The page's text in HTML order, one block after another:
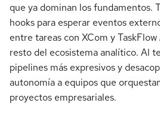
que ya dominan los fundamentos.
hooks para esperar eventos
entre tareas con XCom y
resto del ecosistema analítico. Al
pipelines más expresivos y
autonomía a equipos que
proyectos empresariales.